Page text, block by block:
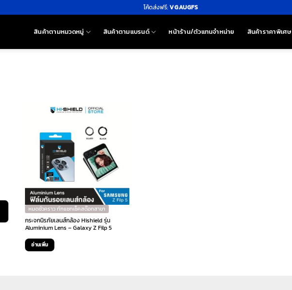
โค้ดส่งฟรี:VGAUGFS
สินค้าตามหมวดหมู่ สินค้าตามแบรนด์ หน้าร้าน/ตัวแทนจำหน่าย สินค้าราคาพิเศษ
หมดชั่วคราว ทักแชทเช็คสต๊อกสาขา
กระจกนิรภัยเลนส์กล้อง Hishield รุ่น
Aluminium Lens – Galaxy Z Filp 5
อ่านเพิ่ม